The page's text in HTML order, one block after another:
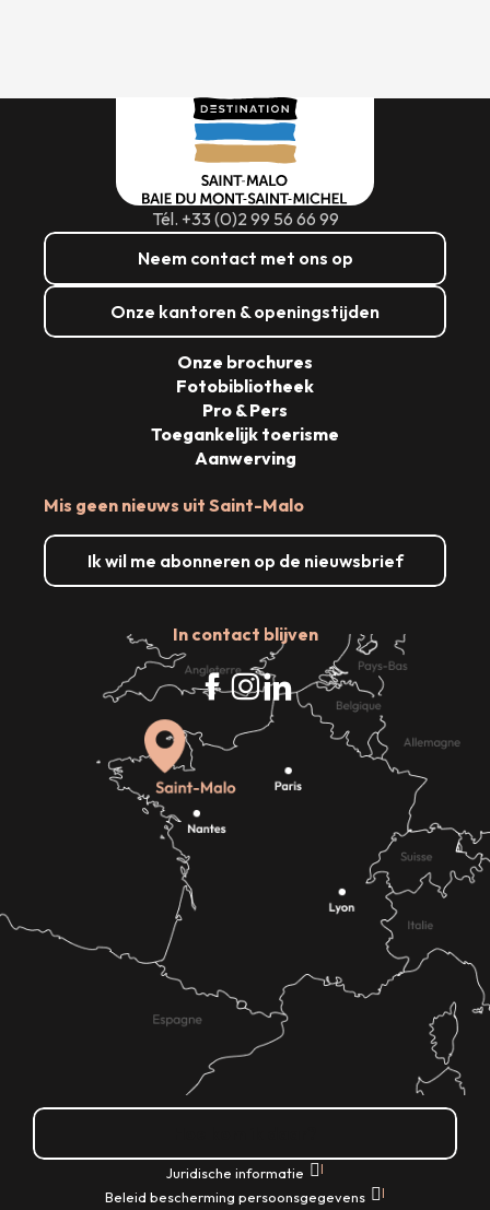
Tél. +33 (0)2 99 56 66 99
Neem contact met ons op
Onze kantoren & openingstijden
Mis geen nieuws uit Saint-Malo
Ik wil me abonneren op de nieuwsbrief
In contact blijven
Onze brochures
Fotobibliotheek
Pro & Pers
Toegankelijk toerisme
Aanwerving
Juridische informatie |
Beleid bescherming persoonsgegevens
|